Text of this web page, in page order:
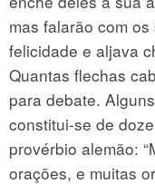
mas falarão com
felicidade e aljava
Quantas flechas
para debate.
constitui-se de
provérbio alemão:
orações, e muitas